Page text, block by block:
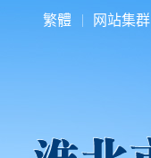
繁體 网站集群